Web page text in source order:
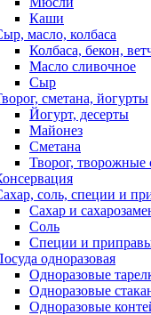
Каши
масло, колбаса
Колбаса, бекон,
Масло сливочное
Сыр
сметана, йогурты
Йогурт, десерты
Майонез
Сметана
Творог, творожные
соль, специи и
Сахар и
Соль
Специи и
одноразовая
Одноразовые
Одноразовые
Одноразовые